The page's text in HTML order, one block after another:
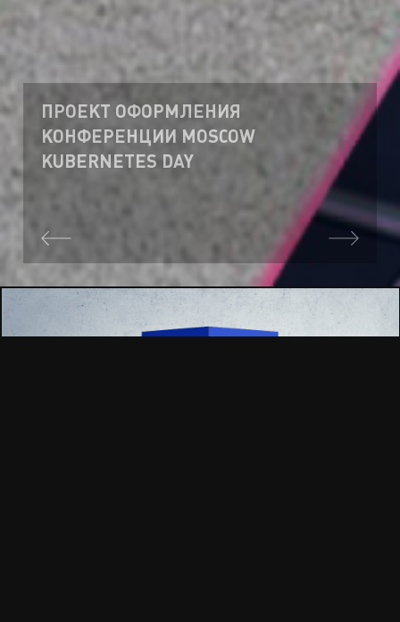
ПРОЕКТ ОФОРМЛЕНИЯ
КОНФЕРЕНЦИИ MOSCOW
KUBERNETES DAY